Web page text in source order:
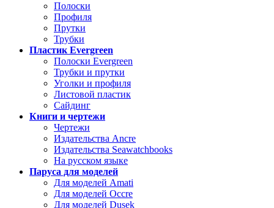
Полоски
Профиля
Прутки
Трубки
Пластик Evergreen
Полоски Evergreen
Трубки и прутки
Уголки и профиля
Листовой пластик
Сайдинг
Книги и чертежи
Чертежи
Издательства Ancre
Издательства Seawatchbooks
На русском языке
Паруса для моделей
Для моделей Amati
Для моделей Occre
Для моделей Dusek